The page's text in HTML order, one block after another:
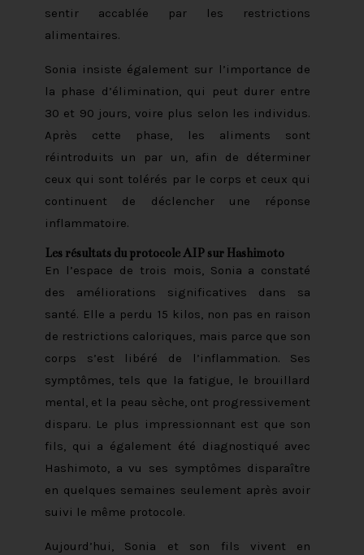
sentir accablée par les restrictions
alimentaires.
Sonia insiste également sur l’importance de
la phase d’élimination, qui peut durer entre
30 et 90 jours, voire plus selon les individus.
Après cette phase, les aliments sont
réintroduits un par un, afin de déterminer
ceux qui sont tolérés par le corps et ceux qui
continuent de déclencher une réponse
inflammatoire.
Les résultats du protocole AIP sur Hashimoto
En l’espace de trois mois, Sonia a constaté
des améliorations significatives dans sa
santé. Elle a perdu 15 kilos, non pas en raison
de restrictions caloriques, mais parce que son
corps s’est libéré de l’inflammation. Ses
symptômes, tels que la fatigue, le brouillard
mental, et la peau sèche, ont progressivement
disparu. Le plus impressionnant est que son
fils, qui a également été diagnostiqué avec
Hashimoto, a vu ses symptômes disparaître
en quelques semaines seulement après avoir
suivi le même protocole.
Aujourd’hui, Sonia et son fils vivent en